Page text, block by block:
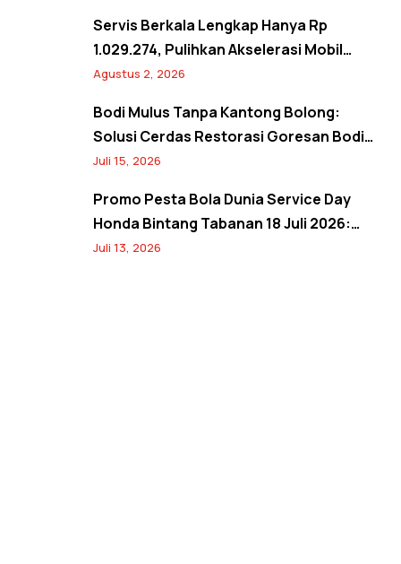
Servis Berkala Lengkap Hanya Rp
1.029.274, Pulihkan Akselerasi Mobil
Seperti Baru! Back to Prime Promo
Agustus 2, 2026
Bodi Mulus Tanpa Kantong Bolong:
Solusi Cerdas Restorasi Goresan Bodi
Mobil Hemat Biaya
Juli 15, 2026
Promo Pesta Bola Dunia Service Day
Honda Bintang Tabanan 18 Juli 2026:
Banjir Diskon Servis hingga 20% dan
Juli 13, 2026